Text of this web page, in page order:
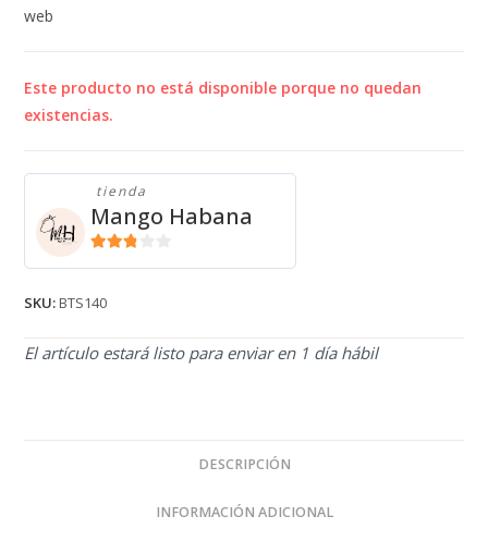
web
Este producto no está disponible porque no quedan
existencias.
tienda
Mango Habana
SKU:BTS140
El artículo estará listo para enviar en 1 día hábil
DESCRIPCIÓN
INFORMACIÓN ADICIONAL